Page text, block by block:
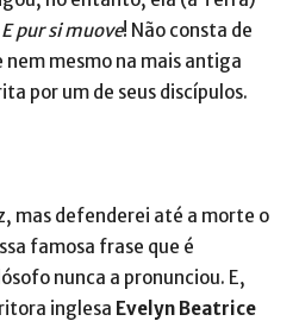
E pur si muove! Não consta de
mesmo na mais antiga
por um de seus discípulos.
mas defenderei até a morte o
famosa frase que é
nunca a pronunciou. E,
inglesa Evelyn Beatrice